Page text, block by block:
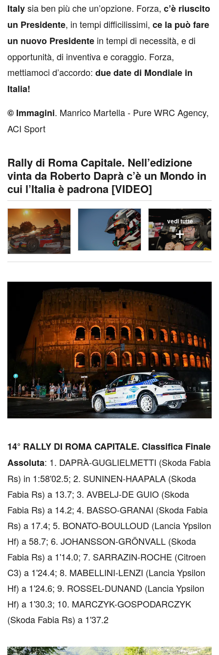
Italysia ben più che un’opzione. Forza, c’è riuscito
un Presidente, in tempi difficilissimi, ce la può fare
un nuovo Presidente in tempi di necessità, e di
opportunità, di inventiva e coraggio. Forza,
mettiamoci d’accordo: due date di Mondiale in
Italia!
© Immagini. Manrico Martella - Pure WRC Agency,
ACI Sport
Rally di Roma Capitale. Nell’edizione
vinta da Roberto Daprà c’è un Mondo in
cui l’Italia è padrona [VIDEO]
vedi tutte
14° RALLY DI ROMA CAPITALE. Classifica Finale
Assoluta: 1. DAPRÀ-GUGLIELMETTI (Skoda Fabia
Rs) in 1:58'02.5; 2. SUNINEN-HAAPALA (Skoda
Fabia Rs) a 13.7; 3. AVBELJ-DE GUIO (Skoda
Fabia Rs) a 14.2; 4. BASSO-GRANAI (Skoda Fabia
Rs) a 17.4; 5. BONATO-BOULLOUD (Lancia Ypsilon
Hf) a 58.7; 6. JOHANSSON-GRÖNVALL (Skoda
Fabia Rs) a 1'14.0; 7. SARRAZIN-ROCHE (Citroen
C3) a 1'24.4; 8. MABELLINI-LENZI (Lancia Ypsilon
Hf) a 1'24.6; 9. ROSSEL-DUNAND (Lancia Ypsilon
Hf) a 1'30.3; 10. MARCZYK-GOSPODARCZYK
(Skoda Fabia Rs) a 1'37.2